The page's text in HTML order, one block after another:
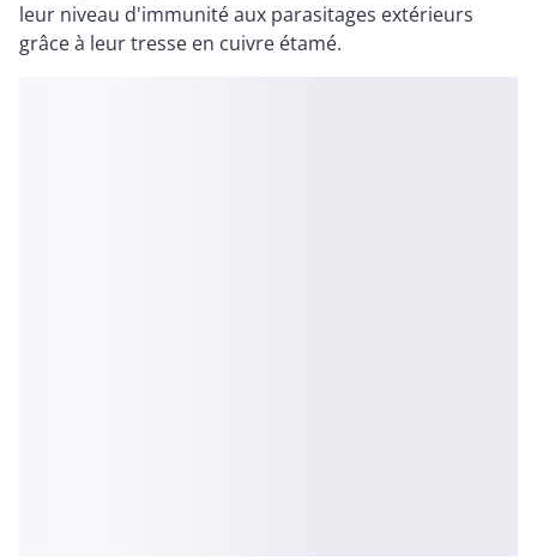
leur niveau d'immunité aux parasitages extérieurs
grâce à leur tresse en cuivre étamé.